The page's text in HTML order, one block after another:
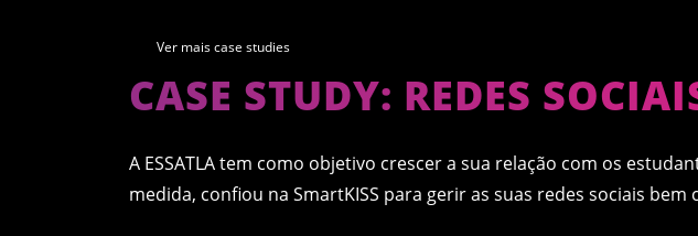
Ver mais case studies
CASE STUDY: REDES
A ESSATLA tem como objetivo crescer a sua relação com os
medida, confiou na SmartKISS para gerir as suas redes sociais bem